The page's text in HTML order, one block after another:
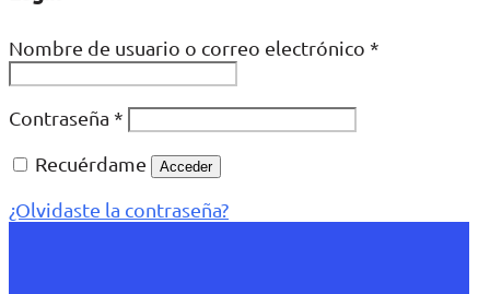
Nombre de usuario o correo electrónico *
Contraseña *
Recuérdame
Acceder
¿Olvidaste la contraseña?